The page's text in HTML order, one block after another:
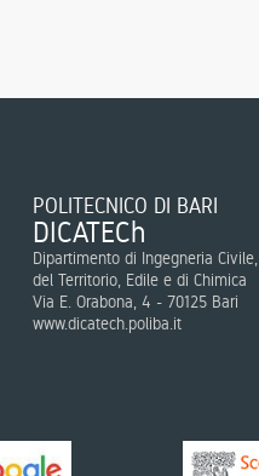
POLITECNICO DI BARI
DICATECh
Dipartimento di Ingegneria
del Territorio, Edile e di Chimica
Via E. Orabona, 4 - 70125 Bari
www.dicatech.poliba.it